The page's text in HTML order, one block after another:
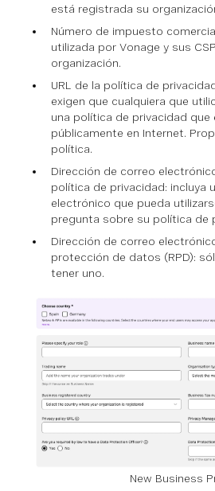
está registrada su
Número de impuesto
utilizada por Vonage y sus
organización.
URL de la política de
exigen que cualquiera que
una política de privacidad que
públicamente en Internet.
política.
Dirección de correo
política de privacidad: incluya
electrónico que pueda
pregunta sobre su política de
Dirección de correo
protección de datos (RPD):
tener uno.
New Business